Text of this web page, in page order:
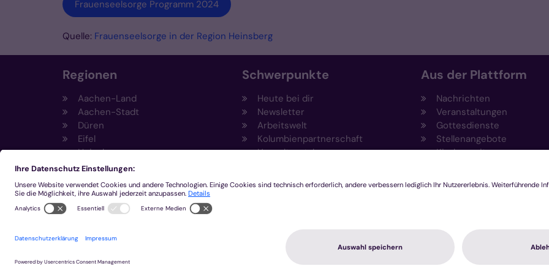
Frauenseelsorge Programm 2024
Quelle: Frauenseelsorge in der Region Heinsberg
Regionen
Aachen-Land
Aachen-Stadt
Düren
Eifel
Heinsberg
Kempen-Viersen
Krefeld
Mönchengladbach
Schwerpunkte
Heute bei dir
Newsletter
Arbeitswelt
Kolumbienpartnerschaft
Umweltportal
Fundraising
Aus der Plattform
Nachrichten
Veranstaltungen
Gottesdienste
Stellenangebote
Kirchenzeitung
Rechtsdatenbank
2026 © Bistum Aachen Datenschutzerklärung